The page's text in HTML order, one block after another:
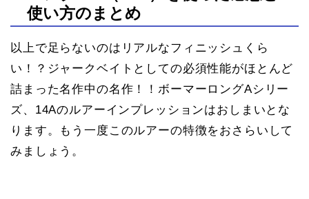
使い方のまとめ
以上で足らないのはリアルなフィニッシュくら
い！？ジャークベイトとしての必須性能がほとんど
詰まった名作中の名作！！ボーマーロングAシリー
ズ、14Aのルアーインプレッションはおしまいとな
ります。もう一度このルアーの特徴をおさらいして
みましょう。